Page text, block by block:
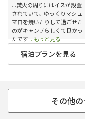
...焚火の周りにはイスが設置
されていて、ゆっくりマシュ
マロを焼いたりして過ごせた
のがキャンプらしくて良かっ
たです...もっと見る
宿泊プランを見る